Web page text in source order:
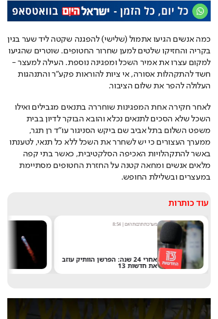
כמה אנשים הגיעו אתמול (שלישי) להפגנה שקטה ליד שער בגין
העלולה להפר את שלום הציבור.
במעצרים ובשלילת החופש.
עוד כותרות
מערכת תרבות היום|
8:54
אחרי 24 שנה: הפרשן הוותיק עוזב
את חדשות 13